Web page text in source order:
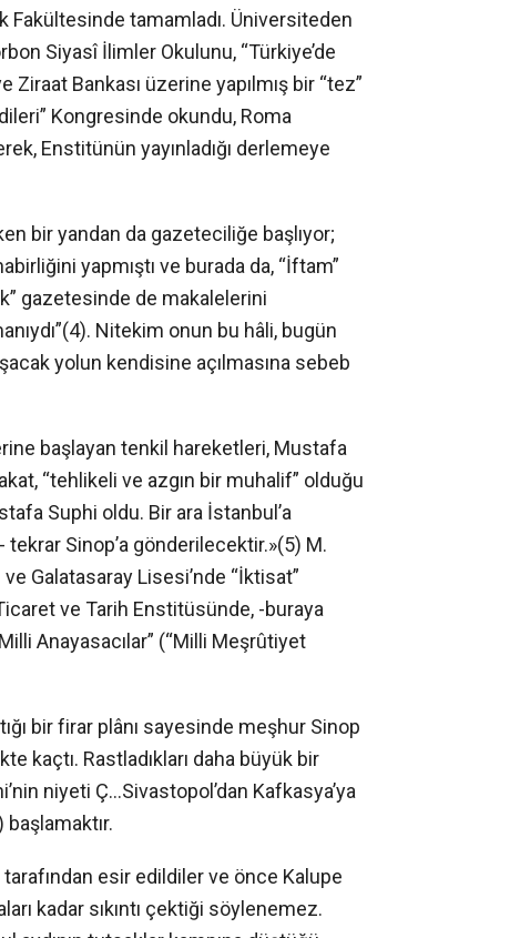
Fakültesinde tamamladı. Üniversiteden
Siyasî İlimler Okulunu, “Türkiye’de
Bankası üzerine yapılmış bir “tez”
Kongresinde okundu, Roma
Enstitünün yayınladığı derlemeye
bir yandan da gazeteciliğe başlıyor;
yapmıştı ve burada da, “İftam”
gazetesinde de makalelerini
Nitekim onun bu hâli, bugün
yolun kendisine açılmasına sebeb
başlayan tenkil hareketleri, Mustafa
“tehlikeli ve azgın bir muhalif” olduğu
Suphi oldu. Bir ara İstanbul’a
Sinop’a gönderilecektir.»(5) M.
Galatasaray Lisesi’nde “İktisat”
ve Tarih Enstitüsünde, -buraya
Anayasacılar” (“Milli Meşrûtiyet
bir firar plânı sayesinde meşhur Sinop
kaçtı. Rastladıkları daha büyük bir
niyeti Ç…Sivastopol’dan Kafkasya’ya
tarafından esir edildiler ve önce Kalupe
kadar sıkıntı çektiği söylenemez.